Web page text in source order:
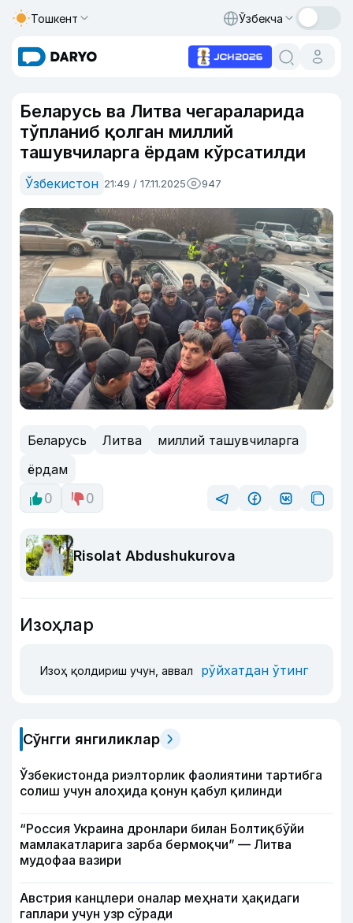
Тошкент Ўзбекча
Беларусь ва Литва чегараларида
тўпланиб қолган миллий
ташувчиларга ёрдам кўрсатилди
Ўзбекистон 21:49 / 17.11.2025 947
Беларусь Литва
миллий ташувчиларга
ёрдам
0
0
Risolat Abdushukurova
Изоҳлар
Изоҳ қолдириш учун, аввал рўйхатдан ўтинг
Сўнгги янгиликлар
Ўзбекистонда риэлторлик фаолиятини тартибга
солиш учун алоҳида қонун қабул қилинди
“Россия Украина дронлари билан Болтиқбўйи
мамлакатларига зарба бермоқчи” — Литва
мудофаа вазири
Австрия канцлери оналар меҳнати ҳақидаги
гаплари учун узр сўради